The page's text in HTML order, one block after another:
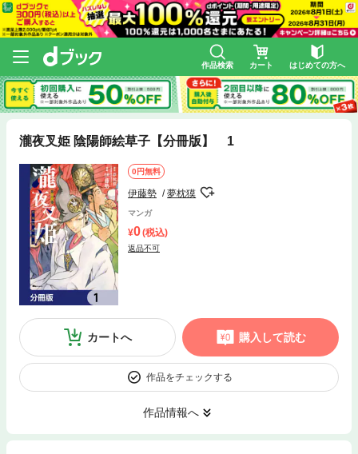
作品検索 カート はじめての方へ
瀧夜叉姫 陰陽師絵草子【分冊版】 1
0円無料
伊藤勢 夢枕獏
マンガ
0(税込)
返品不可
カートへ 購入して読む
作品をチェックする
作品情報へ